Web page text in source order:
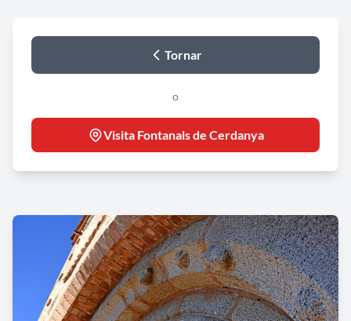
Tornar
o
Visita Fontanals de Cerdanya